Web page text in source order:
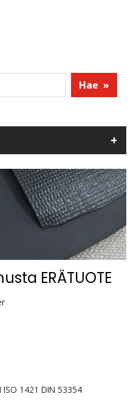
Hae »
ERÄTUOTE
1421 DIN 53354